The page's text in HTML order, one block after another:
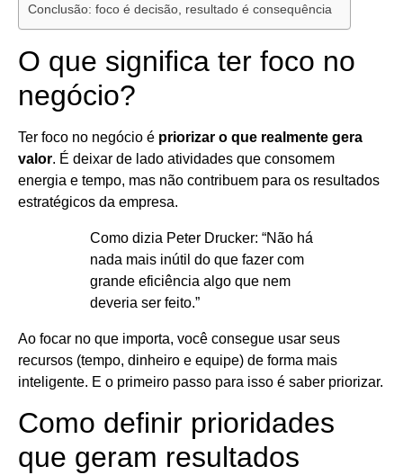
Conclusão: foco é decisão, resultado é consequência
O que significa ter foco no
negócio?
Ter foco no negócio é priorizar o que realmente gera
valor. É deixar de lado atividades que consomem
energia e tempo, mas não contribuem para os resultados
estratégicos da empresa.
Como dizia Peter Drucker: “Não há
nada mais inútil do que fazer com
grande eficiência algo que nem
deveria ser feito.”
Ao focar no que importa, você consegue usar seus
recursos (tempo, dinheiro e equipe) de forma mais
inteligente. E o primeiro passo para isso é saber priorizar.
Como definir prioridades
que geram resultados